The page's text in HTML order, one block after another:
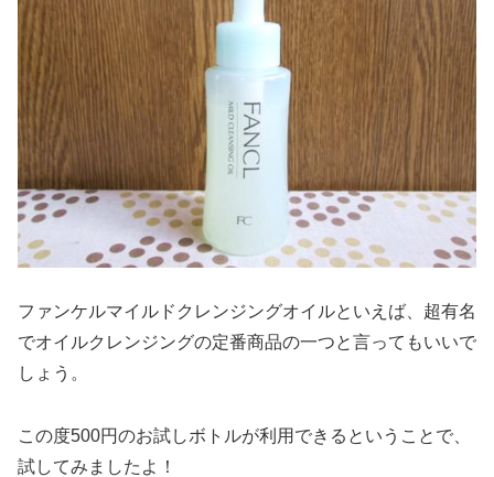
ファンケルマイルドクレンジングオイルといえば、超有名
でオイルクレンジングの定番商品の一つと言ってもいいで
しょう。
この度500円のお試しボトルが利用できるということで、
試してみましたよ！